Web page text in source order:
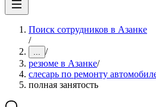
Поиск сотрудников в Азанке
/
... /
резюме в Азанке/
слесарь по ремонту
полная занятость